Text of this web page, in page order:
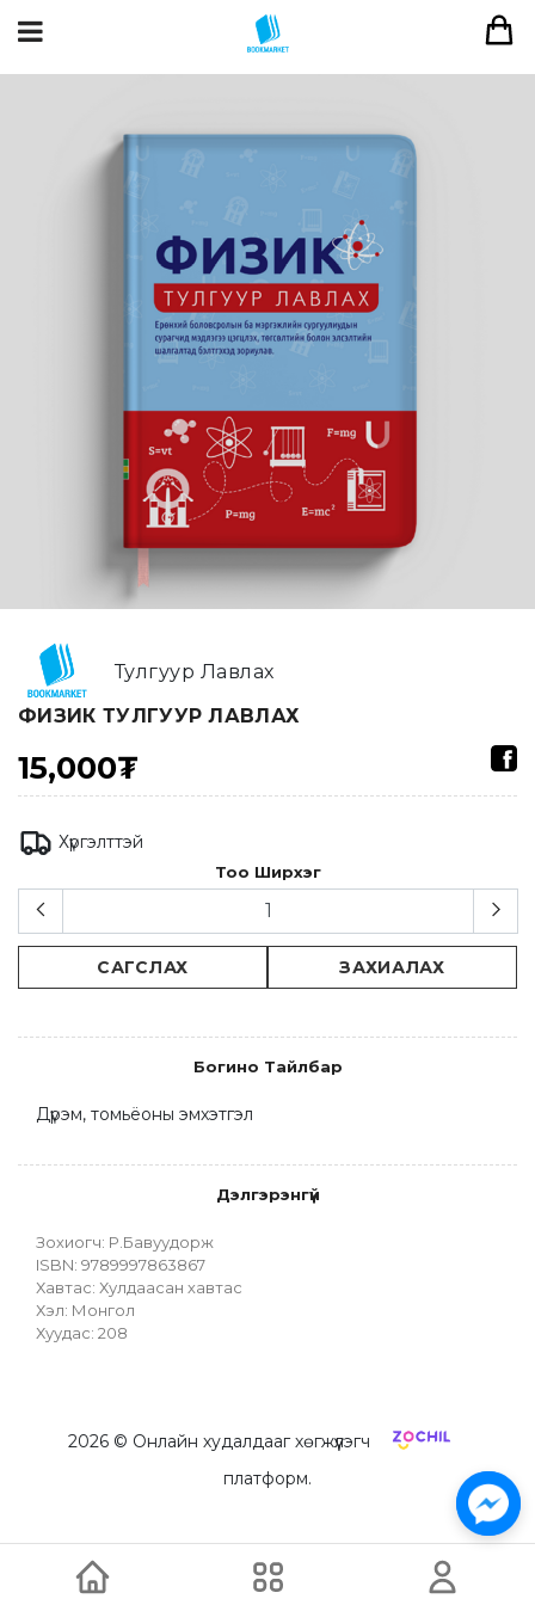
Тулгуур Лавлах
ФИЗИК ТУЛГУУР ЛАВЛАХ
15,000₮
Хүргэлттэй
Тоо Ширхэг
САГСЛАХ ЗАХИАЛАХ
Богино Тайлбар
Дүрэм, томьёоны эмхэтгэл
Дэлгэрэнгүй
Зохиогч: Р.Бавуудорж
ISBN: 9789997863867
Хавтас: Хулдаасан хавтас
Хэл: Монгол
Хуудас: 208
2026© Онлайн худалдааг хөгжүүлэгч
платформ.